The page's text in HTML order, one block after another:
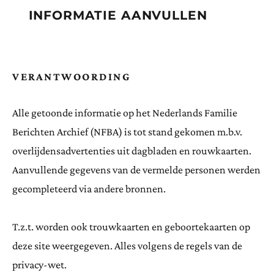
INFORMATIE AANVULLEN
VERANTWOORDING
Alle getoonde informatie op het Nederlands Familie
Berichten Archief (NFBA) is tot stand gekomen m.b.v.
overlijdensadvertenties uit dagbladen en rouwkaarten.
Aanvullende gegevens van de vermelde personen werden
gecompleteerd via andere bronnen.
T.z.t. worden ook trouwkaarten en geboortekaarten op
deze site weergegeven. Alles volgens de regels van de
privacy-wet.